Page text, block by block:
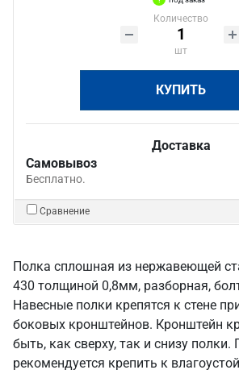
Количество
шт
КУПИТЬ
Доставка
Самовывоз
Бесплатно.
Сравнение
Полка сплошная из нержавеющей
430 толщиной 0,8мм, разборная,
Навесные полки крепятся к стене
боковых кронштейнов. Кронштейн
быть, как сверху, так и снизу полки.
рекомендуется крепить к